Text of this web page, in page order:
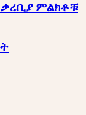
ምልክቶቹ